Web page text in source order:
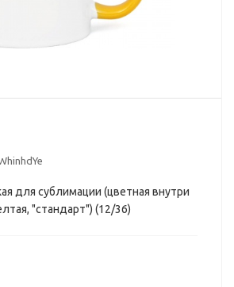
для сублимации (цветная внутри
"стандарт") (12/36)